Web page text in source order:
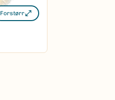
Forstørr